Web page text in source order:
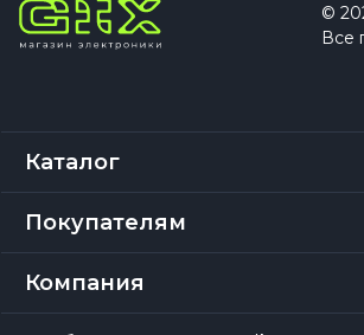
©
Все
Каталог
Покупателям
Компания